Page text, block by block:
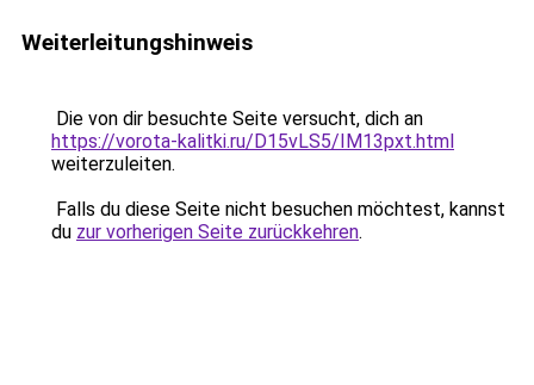
Weiterleitungshinweis
Die von dir besuchte Seite versucht, dich an
https://vorota-kalitki.ru/D15vLS5/IM13pxt.html
weiterzuleiten.
Falls du diese Seite nicht besuchen möchtest, kannst
du zur vorherigen Seite zurückkehren.